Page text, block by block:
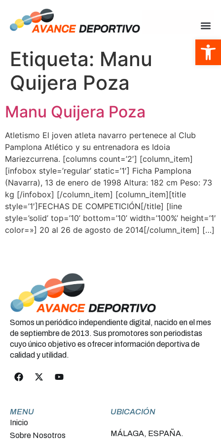
Abrir
Etiqueta: Manu
Quijera Poza
Manu Quijera Poza
Atletismo El joven atleta navarro pertenece al Club
Pamplona Atlético y su entrenadora es Idoia
Mariezcurrena. [columns count=’2′] [column_item]
[infobox style=’regular’ static=’1′] Ficha Pamplona
(Navarra), 13 de enero de 1998 Altura: 182 cm Peso: 73
kg [/infobox] [/column_item] [column_item][title
style=’1′]FECHAS DE COMPETICIÓN[/title] [line
style=’solid’ top=’10’ bottom=’10’ width=’100%’ height=’1′
color=»] 20 al 26 de agosto de 2014[/column_item] […]
Somos un periódico independiente digital, nacido en el mes
de septiembre de 2013. Sus promotores son periodistas
cuyo único objetivo es ofrecer información deportiva de
calidad y utilidad.
MENU
Inicio
Sobre Nosotros
UBICACIÓN
MÁLAGA, ESPAÑA.